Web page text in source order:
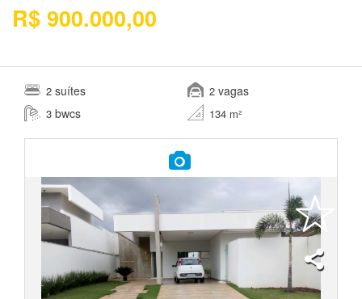
R$ 900.000,00
2 suítes
3 bwcs
2 vagas
134 m²